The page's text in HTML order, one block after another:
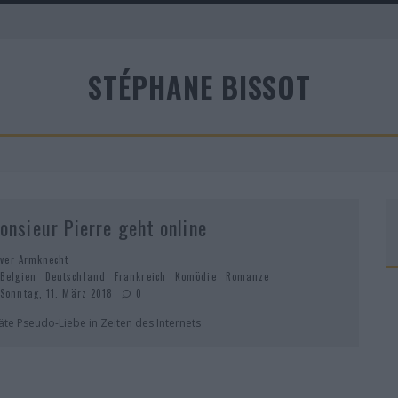
STÉPHANE BISSOT
Pierre geht online
Armknecht
Belgien
Deutschland Frankreich Komödie
Romanze
Sonntag, 11. März 2018
0
Pseudo-Liebe in Zeiten des Internets